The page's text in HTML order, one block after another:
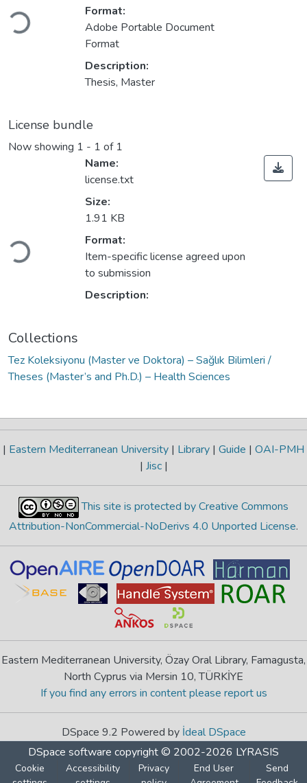
Loading...
Format:
Adobe Portable Document
Format
Description:
Thesis, Master
License bundle
Now showing 1 - 1 of 1
Loading...
Name:
license.txt
Size:
1.91 KB
Format:
Item-specific license agreed upon
to submission
Description:
Collections
Tez Koleksiyonu (Master ve Doktora) – Sağlık Bilimleri /
Theses (Master’s and Ph.D.) – Health Sciences
| Eastern Mediterranean University | Library | Guide | OAI-PMH
| Jisc |
This site is protected by Creative Commons
Attribution-NonCommercial-NoDerivs 4.0 Unported License.
Eastern Mediterranean University, Özay Oral Library, Famagusta,
North Cyprus via Mersin 10, TÜRKİYE
If you find any errors in content please report us
DSpace 9.2 Powered by İdeal DSpace
DSpace software copyright © 2002-2026 LYRASIS
Cookie
Accessibility
Privacy
End User
Send